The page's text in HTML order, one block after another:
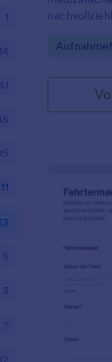
Go to
1
14
41
5
3
7